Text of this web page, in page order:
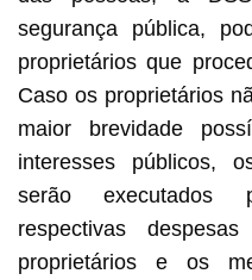
segurança pública,
proprietários que
Caso os proprietários
maior brevidade
interesses públicos,
serão executados
respectivas
proprietários e os